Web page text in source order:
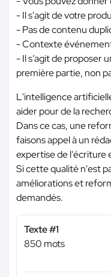
- Il s'agit de votre
- Pas de contenu
- Contexte
- Il s’agit de proposer
première partie, non
L'intelligence
aider pour de la
Dans ce cas, une
faisons appel à un
expertise de l'écriture
Si cette qualité n'est
améliorations et
demandés.
Texte #1
850 mots